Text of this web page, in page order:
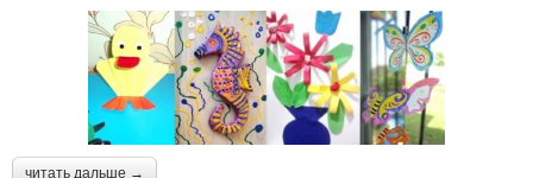
читать дальше →